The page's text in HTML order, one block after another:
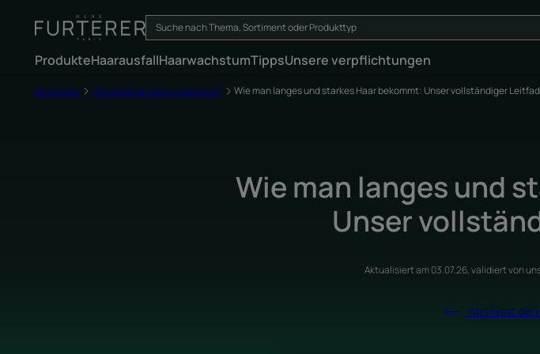
ProdukteHaarausfallHaarwachstumTippsUnsere verpflichtungen
Startseite Was lässt die Haare wachsen? Wie man langes und starkes Haar bekommt: Unser vollständiger
Wie man langes und
Unser
Aktualisiert am03.07.26, validiert von
Was lässt die